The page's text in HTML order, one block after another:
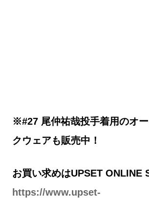
※#27 尾仲祐哉投手着用のオ
クウェアも販売中！
お買い求めはUPSET ONLINE
https://www.upset-